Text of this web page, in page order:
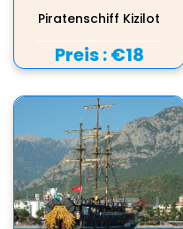
Piratenschiff Kizilot
Preis :€18